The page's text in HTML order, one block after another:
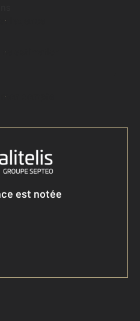
l'agence
estimation
mon compte
est notée